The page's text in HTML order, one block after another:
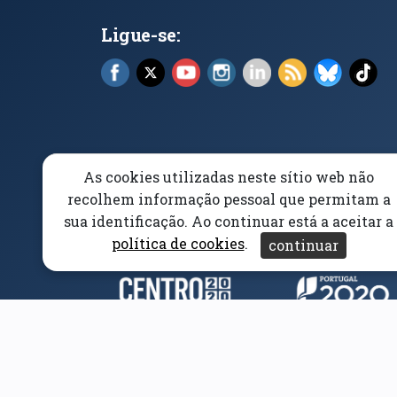
Ligue-se:
Facebook (abre em nova janela)
X (abre em nova janela)
YouTube (abre em nova janela)
Instagram (abre em nova
LinkedIn (abre em
RSS (abre em
Bluesky
Elogios, Sugestões e Reclamações Livro Amarelo
Acessibilidade Aviso/Privacidade Proteção
Parceiros e(abre em nova janela)
As cookies utilizadas neste sítio web não
recolhem informação pessoal que permitam a
sua identificação. Ao continuar está a aceitar a
política de cookies. continuar